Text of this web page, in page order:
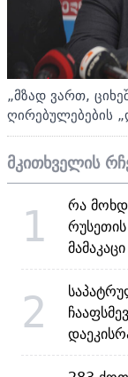
„მზად ვართ,
ღირებულებების
მკითხველის
1
რა
2